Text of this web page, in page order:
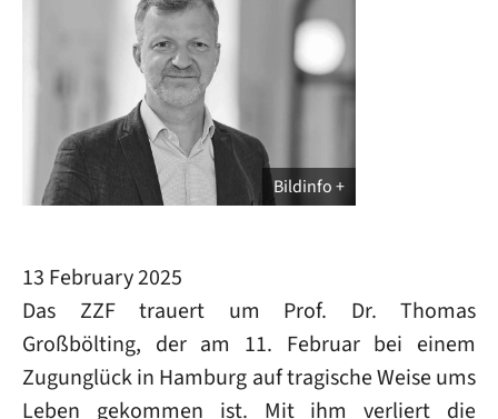
Bildinfo
13 February 2025
Das ZZF trauert um Prof. Dr. Thomas
Großbölting, der am 11. Februar bei einem
Zugunglück in Hamburg auf tragische Weise ums
Leben gekommen ist. Mit ihm verliert die